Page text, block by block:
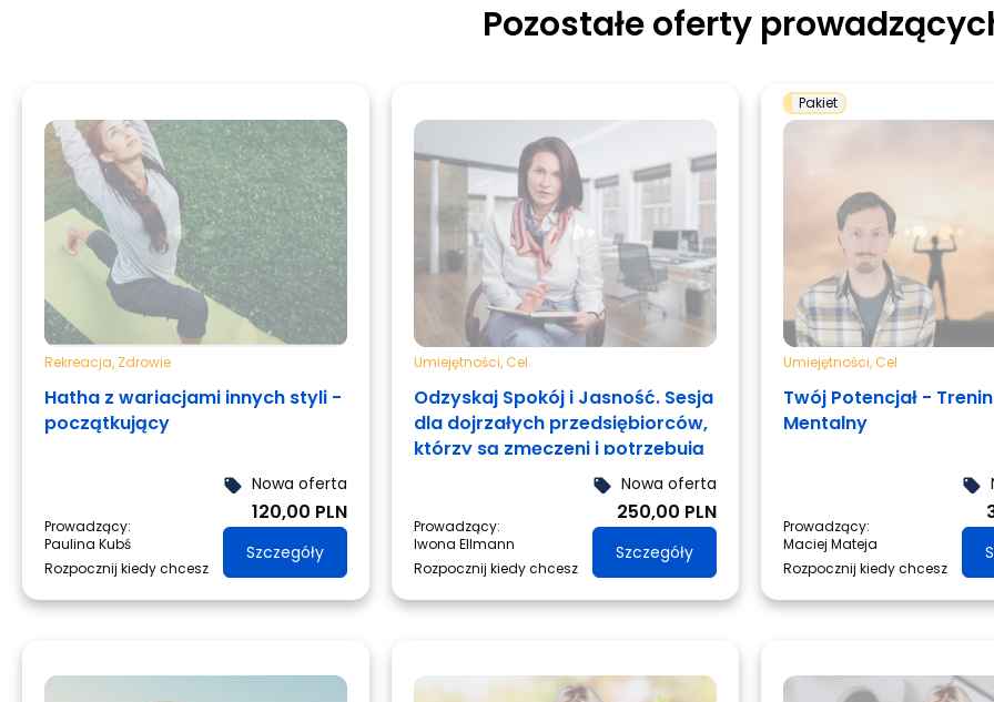
Pozostałe oferty
Rekreacja, Zdrowie
Hatha z wariacjami innych styli -
początkujący
Prowadzący:
Paulina Kubś
Rozpocznij kiedy chcesz
local_offer Nowa oferta
120,00 PLN
Szczegóły
Umiejętności, Cel
Odzyskaj Spokój i Jasność. Sesja
dla dojrzałych przedsiębiorców,
którzy są zmęczeni i potrzebują
Prowadzący:
Iwona Ellmann
Rozpocznij kiedy chcesz
local_offer Nowa oferta
250,00 PLN
Szczegóły
Pakiet
Umiejętności, Cel
Twój Potencjał -
Mentalny
Prowadzący:
Maciej Mateja
Rozpocznij kiedy chcesz
local_offer